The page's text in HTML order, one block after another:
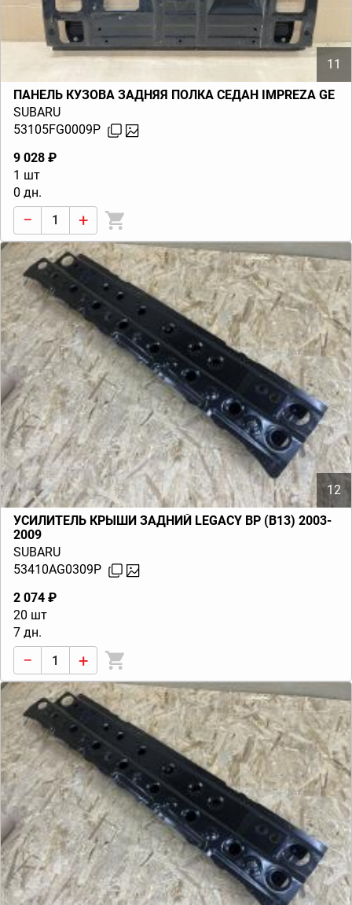
11
ПАНЕЛЬ КУЗОВА ЗАДНЯЯ ПОЛКА СЕДАН IMPREZA GE
SUBARU
53105FG0009P
9 028 ₽
1 шт
0 дн.
− +
12
УСИЛИТЕЛЬ КРЫШИ ЗАДНИЙ LEGACY BP (B13) 2003-
2009
SUBARU
53410AG0309P
2 074 ₽
20 шт
7 дн.
− +